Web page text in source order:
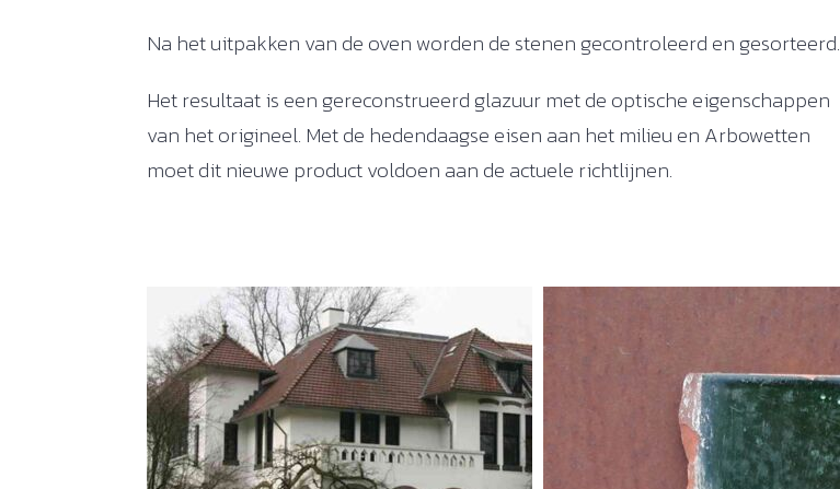
Na het uitpakken van de oven worden de stenen gecontroleerd en gesorteerd.
Het resultaat is een gereconstrueerd glazuur met de optische eigenschappen
van het origineel. Met de hedendaagse eisen aan het milieu en Arbowetten
moet dit nieuwe product voldoen aan de actuele richtlijnen.